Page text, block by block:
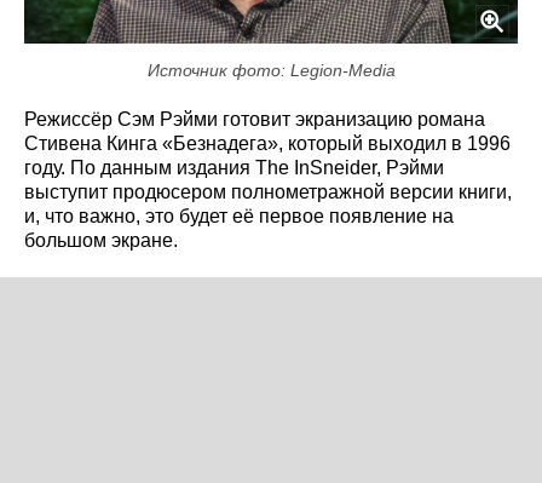
Источник фото: Legion-Media
Режиссёр Сэм Рэйми готовит экранизацию романа
Стивена Кинга «Безнадега», который выходил в 1996
году. По данным издания The InSneider, Рэйми
выступит продюсером полнометражной версии книги,
и, что важно, это будет её первое появление на
большом экране.